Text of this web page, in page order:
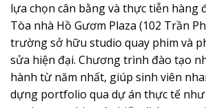
lựa chọn cân bằng và thực tiễn hàng
Tòa nhà Hồ Gươm Plaza (102 Trần
trường sở hữu studio quay phim và
sửa hiện đại. Chương trình đào tạo
hành từ năm nhất, giúp sinh viên
dựng portfolio qua dự án thực tế như